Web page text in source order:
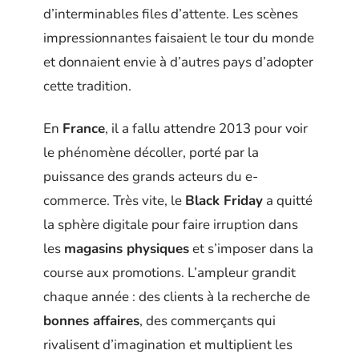
d’interminables files d’attente. Les scènes
impressionnantes faisaient le tour du monde
et donnaient envie à d’autres pays d’adopter
cette tradition.
En France, il a fallu attendre 2013 pour voir
le phénomène décoller, porté par la
puissance des grands acteurs du e-
commerce. Très vite, le Black Friday a quitté
la sphère digitale pour faire irruption dans
les magasins physiqueset s’imposer dans la
course aux promotions. L’ampleur grandit
chaque année : des clients à la recherche de
bonnes affaires, des commerçants qui
rivalisent d’imagination et multiplient les